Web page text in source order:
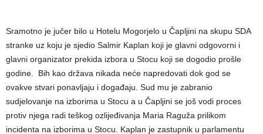
Sramotno je jučer bilo u Hotelu Mogorjelo u Čapljini na skupu SDA
stranke uz koju je sjedio Salmir Kaplan koji je glavni odgovorni i
glavni organizator prekida izbora u Stocu koji se dogodio prošle
godine. Bih kao država nikada neće napredovati dok god se
ovakve stvari ponavljaju i događaju. Sud mu je zabranio
sudjelovanje na izborima u Stocu a u Čapljini se još vodi proces
protiv njega radi teškog ozlijeđivanja Maria Raguža prilikom
incidenta na izborima u Stocu. Kaplan je zastupnik u parlamentu